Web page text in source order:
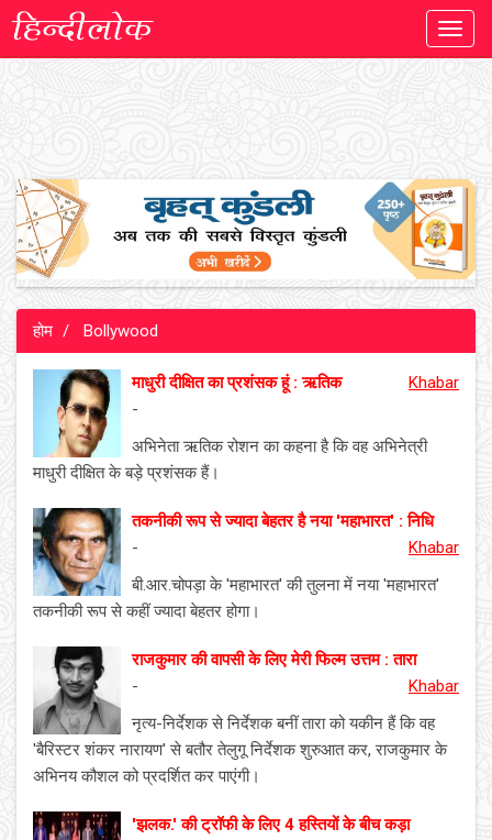
होम Bollywood
माधुरी दीक्षित का प्रशंसक हूं : ऋतिक
Khabar
-
अभिनेता ऋतिक रोशन का कहना है कि वह अभिनेत्री
माधुरी दीक्षित के बड़े प्रशंसक हैं।
तकनीकी रूप से ज्यादा बेहतर है नया 'महाभारत' : निधि
Khabar
-
बी.आर.चोपड़ा के 'महाभारत' की तुलना में नया 'महाभारत'
तकनीकी रूप से कहीं ज्यादा बेहतर होगा।
राजकुमार की वापसी के लिए मेरी फिल्म उत्तम : तारा
Khabar
-
नृत्य-निर्देशक से निर्देशक बनीं तारा को यकीन हैं कि वह
'बैरिस्टर शंकर नारायण' से बतौर तेलुगू निर्देशक शुरुआत कर, राजकुमार के
अभिनय कौशल को प्रदर्शित कर पाएंगी।
'झलक.' की ट्रॉफी के लिए 4 हस्तियों के बीच कड़ा